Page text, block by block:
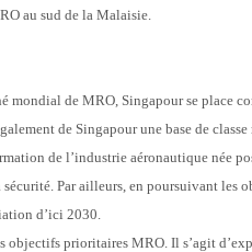
au sud de la Malaisie.
mondial de MRO, Singapour se place
de Singapour une base de
de l’industrie aéronautique née
sécurité. Par ailleurs, en poursuivant
d’ici 2030.
objectifs prioritaires MRO. Il s’agit